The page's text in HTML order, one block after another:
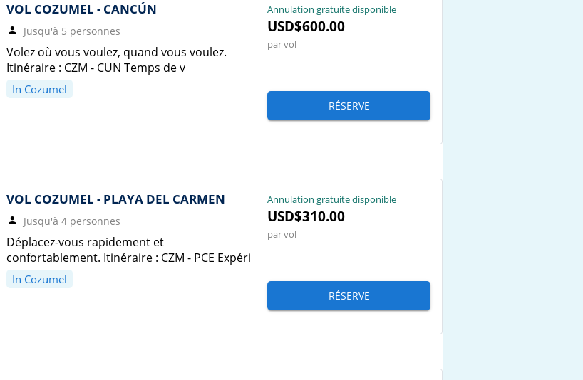
VOL COZUMEL - CANCÚN
Jusqu'à 5 personnes
Volez où vous voulez, quand vous voulez.
Itinéraire : CZM - CUN Temps de v
In Cozumel
Annulation gratuite disponible
USD$600.00
par vol
RÉSERVE
VOL COZUMEL - PLAYA DEL CARMEN
Jusqu'à 4 personnes
Déplacez-vous rapidement et
confortablement. Itinéraire : CZM - PCE Expéri
In Cozumel
Annulation gratuite disponible
USD$310.00
par vol
RÉSERVE